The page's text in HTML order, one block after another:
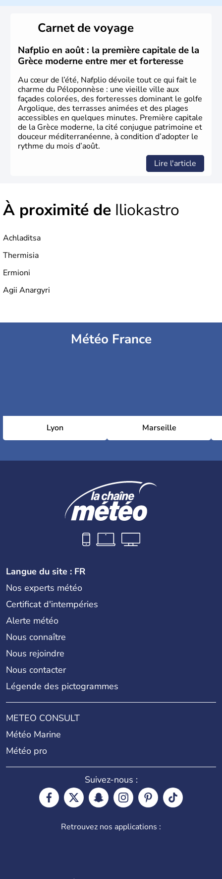
l'invention des Jeux Olympiques en 776 avant J.C. Le 25
mars 1820 sonne le début de la Guerre d'indépendance,
aujourd'hui date de la fête nationale grecque. La Grèce
est définitivement reconnue comme état indépendant à
partir de 1830.
Carnet de voyage
Nafplio en août : la première capitale de la
Grèce moderne entre mer et forteresse
Au cœur de l’été, Nafplio dévoile tout ce qui fait le
charme du Péloponnèse : une vieille ville aux
façades colorées, des forteresses dominant le golfe
Argolique, des terrasses animées et des plages
accessibles en quelques minutes. Première capitale
de la Grèce moderne, la cité conjugue patrimoine et
douceur méditerranéenne, à condition d’adopter le
rythme du mois d’août.
Lire l'article
À proximité de Iliokastro
Achladitsa
Thermisia
Ermioni
Agii Anargyri
Météo France
Lyon Marseille
Langue du site : FR
Nos experts météo
Certificat d'intempéries
Alerte météo
Nous connaître
Nous rejoindre
Nous contacter
Légende des pictogrammes
METEO CONSULT
Météo Marine
Météo pro
Suivez-nous :
Retrouvez nos applications :